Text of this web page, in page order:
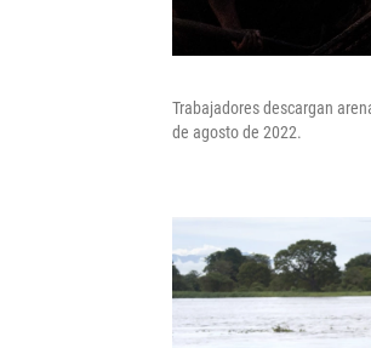
Trabajadores descargan
de agosto de 2022.